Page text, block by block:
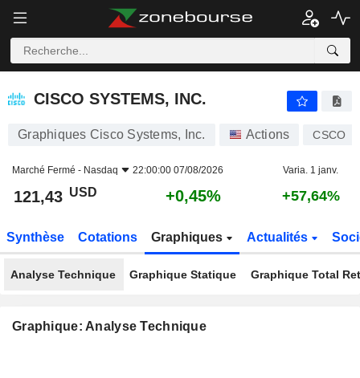
CISCO SYSTEMS, INC.
CISCO SYSTEMS, INC.
Graphiques Cisco Systems, Inc. Actions CSCO
Marché Fermé - Nasdaq 22:00:00 07/08/2026 Varia. 1 janv.
121,43 USD +0,45% +57,64%
Synthèse Cotations Graphiques Actualités
Analyse Technique Graphique Statique Graphique Total
Graphique: Analyse Technique